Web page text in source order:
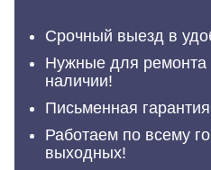
Срочный выезд в
Нужные для ремонта
наличии!
Письменная
Работаем по всему
выходных!